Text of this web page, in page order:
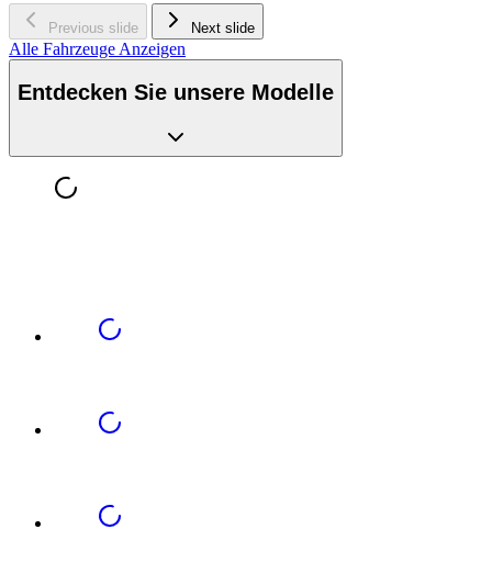
Previous slide Next slide
Alle Fahrzeuge Anzeigen
Entdecken Sie unsere Modelle